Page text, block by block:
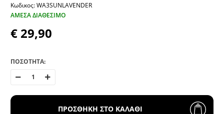
Κωδικος: WA3SUNLAVENDER
ΆΜΕΣΑ ΔΙΑΘΈΣΙΜΟ
€ 29,90
ΠΟΣΟΤΗΤΑ:
ΠΡΟΣΘΗΚΗ ΣΤΟ ΚΑΛΑΘΙ